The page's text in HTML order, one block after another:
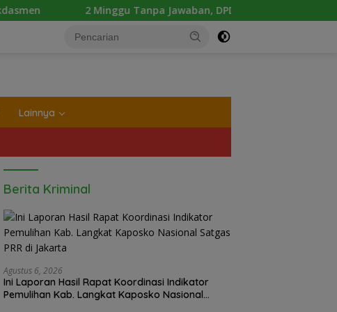
2 Minggu Tanpa Jawaban, DPD Mosi Sumut Ancam Gelar Aksi
Lainnya
Berita Kriminal
Agustus 6, 2026
Ini Laporan Hasil Rapat Koordinasi Indikator
Pemulihan Kab. Langkat Kaposko Nasional